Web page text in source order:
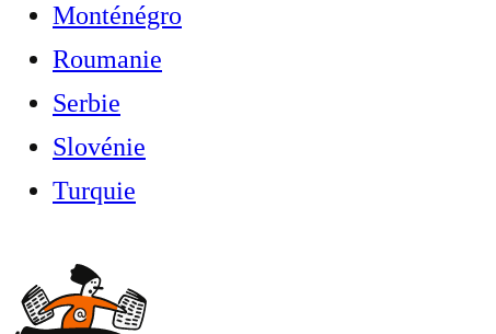
Monténégro
Roumanie
Serbie
Slovénie
Turquie